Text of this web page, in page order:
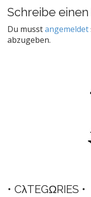
s
t
n
a
Schreibe
Du musstangemeldet
abzugeben.
• CλTEGΩRIES •